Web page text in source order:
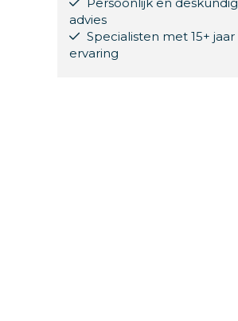
advies
Specialisten met 15+ jaar
ervaring